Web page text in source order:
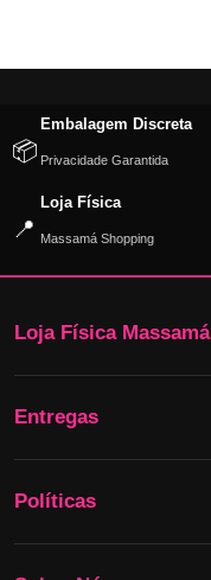
📦
Embalagem Discreta
Privacidade Garantida
📍
Loja Física
Massamá Shopping
Loja Física Massamá
Entregas
Políticas